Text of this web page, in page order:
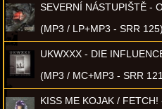
SEVERNÍ NÁSTUPIŠTĚ -
(MP3 / LP+MP3 - SRR 125)
UKWXXX - DIE
(MP3 / MC+MP3 - SRR
KISS ME KOJAK /